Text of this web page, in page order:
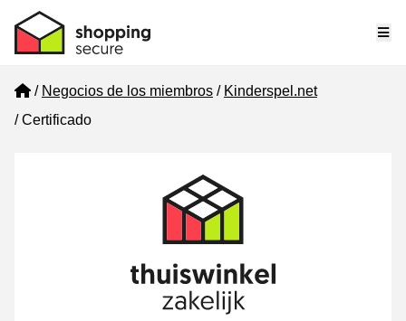
Home
Negocios de los miembros
Kinderspel.net
Certificado